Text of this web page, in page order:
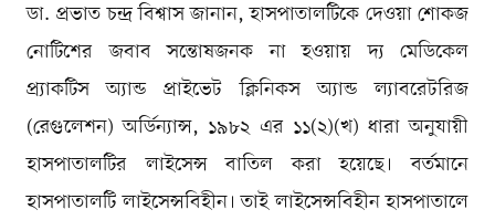
ডা. প্রভাত চন্দ্র বিশ্বাস জানান, হাসপাতালটিকে দেওয়া শোকজ
নোটিশের জবাব সন্তোষজনক না হওয়ায় দ্য মেডিকেল
প্র্যাকটিস অ্যান্ড প্রাইভেট ক্লিনিকস অ্যান্ড ল্যাবরেটরিজ
(রেগুলেশন) অর্ডিন্যান্স, ১৯৮২ এর ১১(২)(খ) ধারা অনুযায়ী
হাসপাতালটির লাইসেন্স বাতিল করা হয়েছে। বর্তমানে
হাসপাতালটি লাইসেন্সবিহীন। তাই লাইসেন্সবিহীন হাসপাতালে